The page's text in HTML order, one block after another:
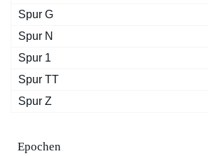
Spur G
Spur N
Spur 1
Spur TT
Spur Z
Epochen